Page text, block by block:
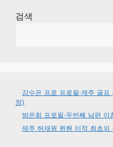
검색
강수은 프로 프로필·제주 골
정)
방은희 프로필·두번째 남편
제주 허재원 뮌헨 이적 최초의